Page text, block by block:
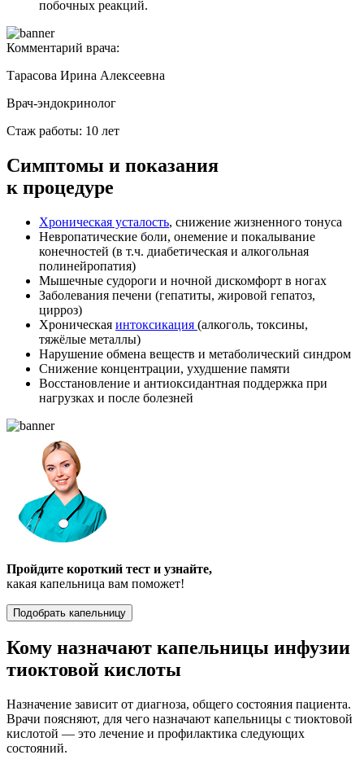
побочных реакций.
Комментарий врача:
Тарасова Ирина Алексеевна
Врач-эндокринолог
Стаж работы: 10 лет
Симптомы и показания
к процедуре
Хроническая усталость, снижение жизненного тонуса
Невропатические боли, онемение и покалывание
конечностей (в т.ч. диабетическая и алкогольная
полинейропатия)
Мышечные судороги и ночной дискомфорт в ногах
Заболевания печени (гепатиты, жировой гепатоз,
цирроз)
Хроническая интоксикация (алкоголь, токсины,
тяжёлые металлы)
Нарушение обмена веществ и метаболический синдром
Снижение концентрации, ухудшение памяти
Восстановление и антиоксидантная поддержка при
нагрузках и после болезней
Пройдите короткий тест и узнайте,
какая капельница вам поможет!
Подобрать капельницу
Кому назначают капельницы инфузии
тиоктовой кислоты
Назначение зависит от диагноза, общего состояния пациента.
Врачи поясняют, для чего назначают капельницы с тиоктовой
кислотой — это лечение и профилактика следующих
состояний.